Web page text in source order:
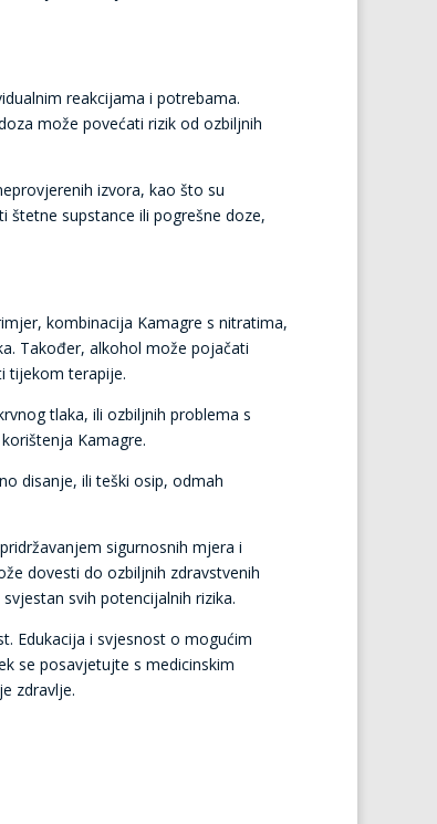
reakcijama i potrebama.
može povećati rizik od ozbiljnih
izvora, kao što su
štetne supstance ili pogrešne doze,
kombinacija Kamagre s nitratima,
Također, alkohol može pojačati
tijekom terapije.
tlaka, ili ozbiljnih problema s
Kamagre.
disanje, ili teški osip, odmah
sigurnosnih mjera i
dovesti do ozbiljnih zdravstvenih
svih potencijalnih rizika.
Edukacija i svjesnost o mogućim
se posavjetujte s medicinskim
zdravlje.